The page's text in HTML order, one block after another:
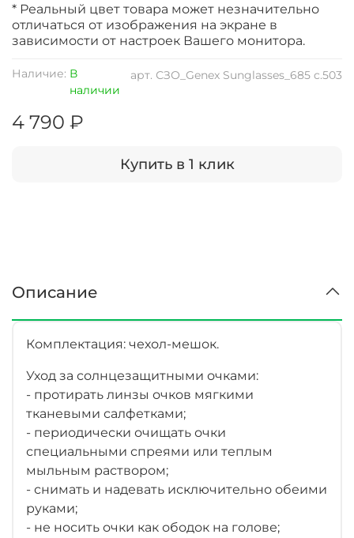
арт. СЗО_Genex Sunglasses_685 c.503
Наличие: В
наличии
4 790 ₽
Купить в 1 клик
* Реальный цвет товара может незначительно
отличаться от изображения на экране в
зависимости от настроек Вашего монитора.
Описание
Комплектация: чехол-мешок.
Уход за солнцезащитными очками:
- протирать линзы очков мягкими
тканевыми салфетками;
- периодически очищать очки
специальными спреями или теплым
мыльным раствором;
- снимать и надевать исключительно обеими
руками;
- не носить очки как ободок на голове;